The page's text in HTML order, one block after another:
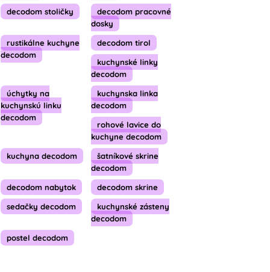
decodom stoličky
decodom pracovné
dosky
rustikálne kuchyne
decodom
decodom tirol
kuchynské linky
decodom
úchytky na
kuchynskú linku
decodom
kuchynska linka
decodom
rohové lavice do
kuchyne decodom
kuchyna decodom
šatníkové skrine
decodom
decodom nabytok
decodom skrine
sedačky decodom
kuchynské zásteny
decodom
postel decodom